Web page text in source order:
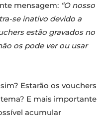
mensagem: “O nosso
se inativo devido a
estão gravados no
os pode ver ou usar
Estarão os vouchers
E mais importante
acumular